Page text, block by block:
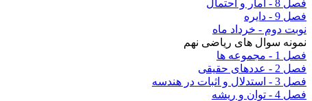
فصل 8 - آمار و احتمال
فصل 9 - دایره
نوبت دوم - خرداد ماه
نمونه سوال های ریاضی نهم
فصل 1 - مجموعه ها
فصل 2 - عددهای حقیقی
فصل 3 - استدلال و اثبات در هندسه
فصل 4 - توان و ریشه